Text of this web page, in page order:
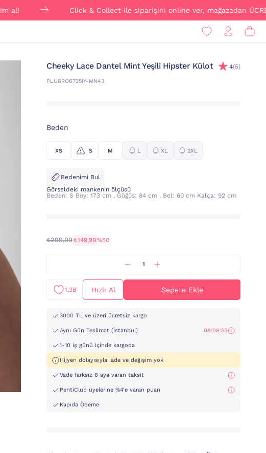
Click & Collect ile siparişini online ver, mağazadan
Cheeky Lace Dantel Mint Yeşili Hipster Külot
PLU6RO6725IY-MN43
4(5)
Beden
XS S M L XL 2XL
Bedenimi Bul
Görseldeki mankenin ölçüsü
Beden: S Boy: 173 cm , Göğüs: 84 cm , Bel: 60 cm Kalça: 92 cm
₺299,99 ₺149,99%50
1,3B Hızlı Al Sepete Ekle
3000 TL ve üzeri ücretsiz kargo
Aynı Gün Teslimat (İstanbul) 08:08:54
1-10 iş günü içinde kargoda
Hijyen dolayısıyla iade ve değişim yok
Vade farksız 6 aya varan taksit
PentiClub üyelerine %4'e varan puan
Kapıda Ödeme